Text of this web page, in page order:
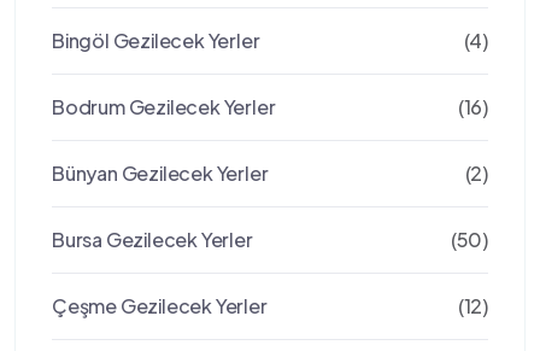
Bingöl Gezilecek Yerler (4)
Bodrum Gezilecek Yerler (16)
Bünyan Gezilecek Yerler (2)
Bursa Gezilecek Yerler (50)
Çeşme Gezilecek Yerler (12)